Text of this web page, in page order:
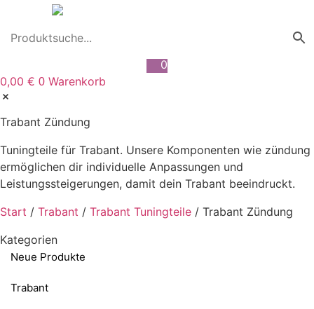
wechseln
0
0,00 € 0 Warenkorb
Trabant Zündung
Tuningteile für Trabant. Unsere Komponenten wie zündung
ermöglichen dir individuelle Anpassungen und
Leistungssteigerungen, damit dein Trabant beeindruckt.
Start / Trabant / Trabant Tuningteile / Trabant Zündung
Kategorien
Neue Produkte
Trabant